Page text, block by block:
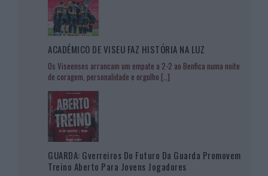
ACADÉMICO DE VISEU FAZ HISTÓRIA NA LUZ
Os Viseenses arrancam um empate a 2-2 ao Benfica numa noite
de coragem, personalidade e orgulho […]
GUARDA: Gverreiros Do Futuro Da Guarda Promovem
Treino Aberto Para Jovens Jogadores